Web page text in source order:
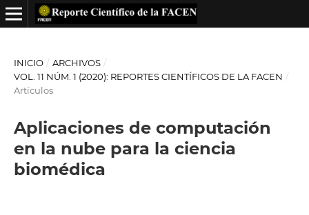
INICIO / ARCHIVOS /
VOL. 11 NÚM. 1 (2020): REPORTES CIENTÍFICOS DE LA FACEN /
Artículos
Aplicaciones de computación
en la nube para la ciencia
biomédica